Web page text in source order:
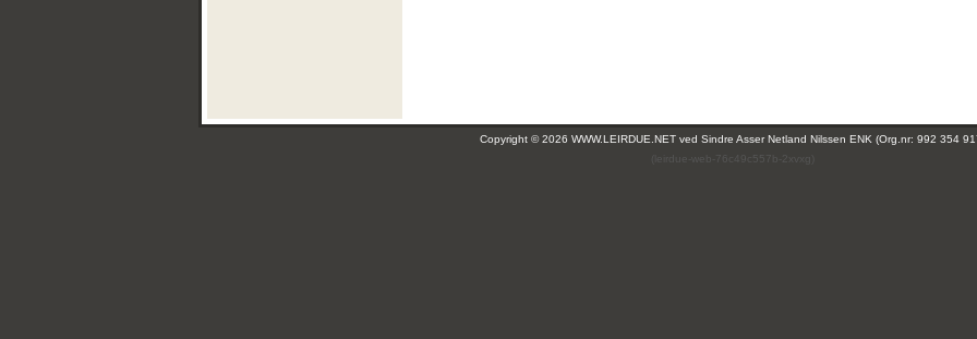
Copyright © 2026 WWW.LEIRDUE.NET ved Sindre Asser Netland Nilssen ENK (Org.nr: 992 354
(leirdue-web-76c49c557b-2xvxg)